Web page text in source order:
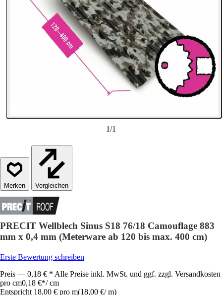
1/1
Vergleichen
PRECIT Wellblech Sinus S18 76/18 Camouflage 883
mm x 0,4 mm (Meterware ab 120 bis max. 400 cm)
Erste Bewertung schreiben
Preis — 0,18 € * Alle Preise inkl. MwSt. und ggf. zzgl. Versandkosten
pro cm0,18 €*/ cm
Entspricht 18,00 € pro m(18,00 €/ m)